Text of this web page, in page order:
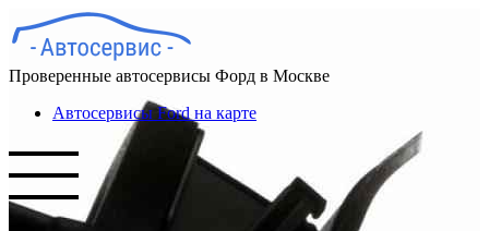
Проверенные автосервисы Форд в Москве
Автосервисы Ford на карте